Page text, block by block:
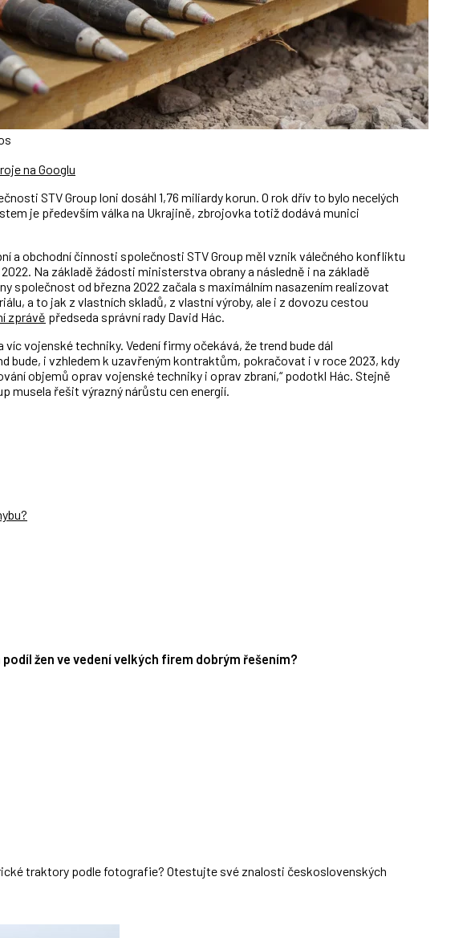
na Googlu
STV Group loni dosáhl 1,76 miliardy korun. O rok dřív to bylo necelých
je především válka na Ukrajině, zbrojovka totiž dodává munici
a obchodní činnosti společnosti STV Group měl vznik válečného konfliktu
Na základě žádosti ministerstva obrany a následně i na základě
společnost od března 2022 začala s maximálním nasazením realizovat
a to jak z vlastních skladů, z vlastní výroby, ale i z dovozu cestou
zprávě předseda správní rady David Hác.
vojenské techniky. Vedení firmy očekává, že trend bude dál
bude, i vzhledem k uzavřeným kontraktům, pokračovat i v roce 2023, kdy
objemů oprav vojenské techniky i oprav zbraní,“ podotkl Hác. Stejně
musela řešit výrazný nárůstu cen energií.
žen ve vedení velkých firem dobrým řešením?
traktory podle fotografie? Otestujte své znalosti československých